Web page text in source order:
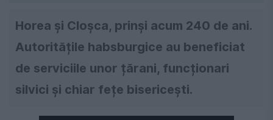
Horea și Cloșca, prinși acum 240 de ani.
Autoritățile habsburgice au beneficiat
de serviciile unor țărani, funcționari
silvici și chiar fețe bisericești.